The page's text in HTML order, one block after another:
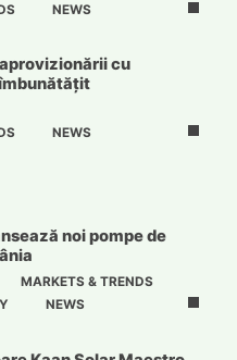
NEWS
cu
NEWS
noi pompe de
MARKETS & TRENDS
NEWS